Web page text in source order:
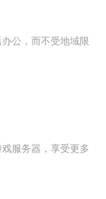
公，而不受地域限
服务器，享受更多